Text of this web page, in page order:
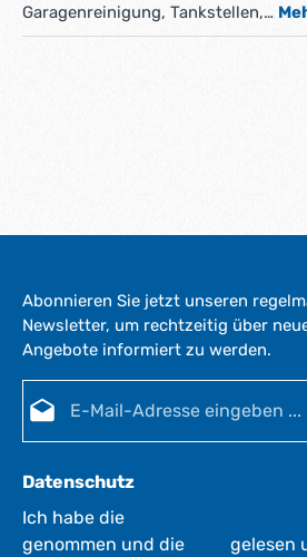
Garagenreinigung, Tankstellen,…
Abonnieren Sie jetzt unseren
Newsletter, um rechtzeitig über
Angebote informiert zu werden.
Datenschutz
Ich habe die
genommen und die
gelesen